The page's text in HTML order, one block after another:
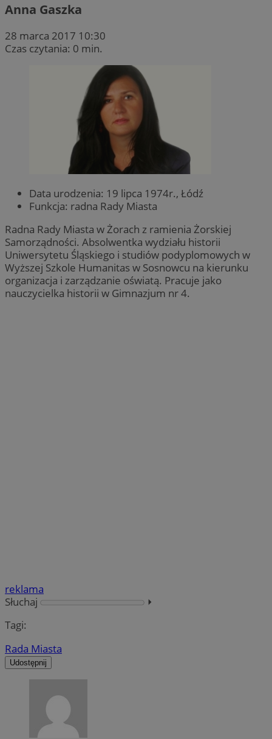
Anna Gaszka
28 marca 2017 10:30
Czas czytania: 0 min.
Data urodzenia: 19 lipca 1974r., Łódź
Funkcja: radna Rady Miasta
Radna Rady Miasta w Żorach z ramienia Żorskiej
Samorządności. Absolwentka wydziału historii
Uniwersytetu Śląskiego i studiów podyplomowych w
Wyższej Szkole Humanitas w Sosnowcu na kierunku
organizacja i zarządzanie oświatą. Pracuje jako
nauczycielka historii w Gimnazjum nr 4.
reklama
Słuchaj
⏵︎
Tagi:
Rada Miasta
Udostępnij